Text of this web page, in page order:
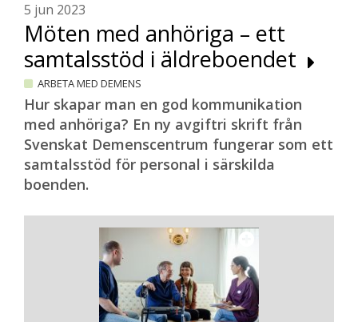
5 jun 2023
Möten med anhöriga – ett
samtalsstöd i äldreboendet
ARBETA MED DEMENS
Hur skapar man en god kommunikation
med anhöriga? En ny avgiftri skrift från
Svenskat Demenscentrum fungerar som ett
samtalsstöd för personal i särskilda
boenden.